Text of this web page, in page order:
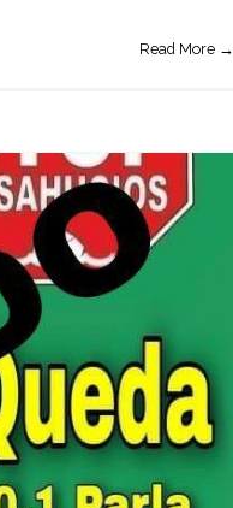
Read More →